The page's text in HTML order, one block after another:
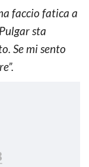
faccio fatica a
sta
Se mi sento